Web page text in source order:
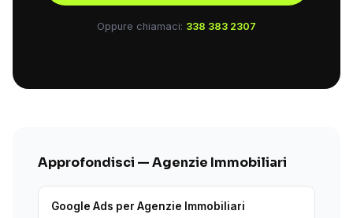
Oppure chiamaci: 338 383 2307
Approfondisci — Agenzie Immobiliari
Google Ads per Agenzie Immobiliari